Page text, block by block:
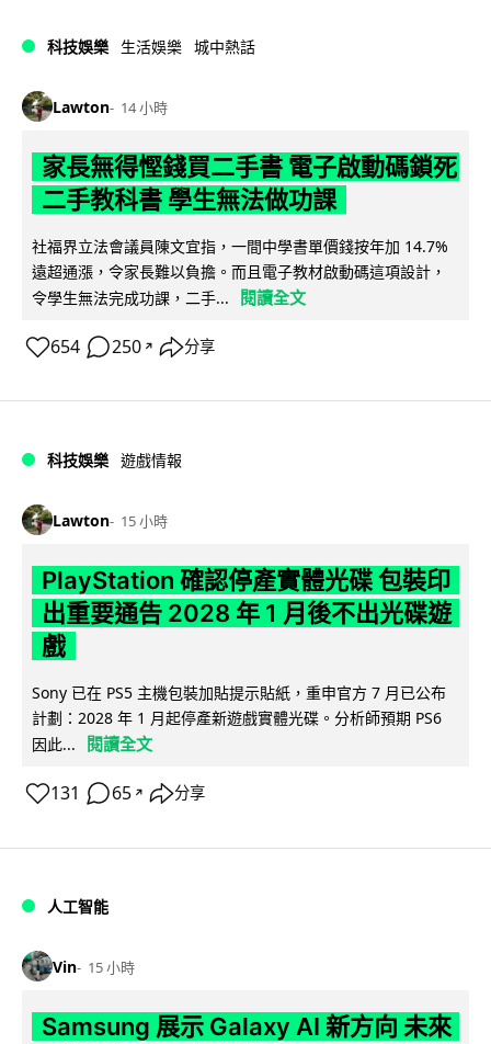
科技娛樂 生活娛樂 城中熱話
Lawton 14 小時
家長無得慳錢買二手書 電子啟動碼鎖死
二手教科書 學生無法做功課
社福界立法會議員陳文宜指，一間中學書單價錢按年加 14.7%
遠超通漲，令家長難以負擔。而且電子教材啟動碼這項設計，
令學生無法完成功課，二手...
閱讀全文
654 250 ↗ 分享
科技娛樂 遊戲情報
Lawton 15 小時
PlayStation 確認停產實體光碟 包裝印
出重要通告 2028 年 1 月後不出光碟遊
戲
Sony 已在 PS5 主機包裝加貼提示貼紙，重申官方 7 月已公布
計劃：2028 年 1 月起停產新遊戲實體光碟。分析師預期 PS6
因此...
閱讀全文
131 65 ↗ 分享
人工智能
Vin 15 小時
Samsung 展示 Galaxy AI 新方向 未來